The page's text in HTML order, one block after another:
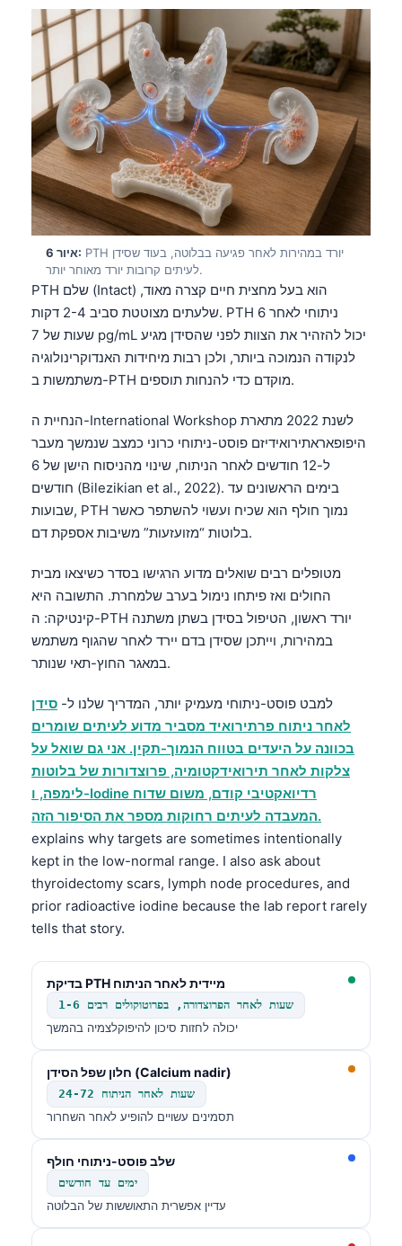
איור 6: PTH יורד במהירות לאחר פגיעה בבלוטה, בעוד שסידן
לעיתים קרובות יורד מאוחר יותר.
PTH שלם (Intact) הוא בעל מחצית חיים קצרה מאוד,
שלעתים מצוטטת סביב 2-4 דקות. PTH ניתוחי לאחר 6
שעות של 7 pg/mL יכול להזהיר את הצוות לפני שהסידן מגיע
לנקודה הנמוכה ביותר, ולכן רבות מיחידות האנדוקרינולוגיה
משתמשות ב-PTH מוקדם כדי להנחות תוספים.
הנחיית ה-International Workshop לשנת 2022 מתארת
היפופאראתירואידיזם פוסט-ניתוחי כרוני כמצב שנמשך מעבר
ל-12 חודשים לאחר הניתוח, שינוי מהניסוח הישן של 6
חודשים (Bilezikian et al., 2022). בימים הראשונים עד
שבועות, PTH נמוך חולף הוא שכיח ועשוי להשתפר כאשר
בלוטות “מזועזעות” משיבות אספקת דם.
מטופלים רבים שואלים מדוע הרגישו בסדר כשיצאו מבית
החולים ואז פיתחו נימול בערב שלמחרת. התשובה היא
קינטיקה: ה-PTH יורד ראשון, הטיפול בסידן בשתן משתנה
במהירות, וייתכן שסידן בדם יירד לאחר שהגוף משתמש
במאגר החוץ-תאי שנותר.
למבט פוסט-ניתוחי מעמיק יותר, המדריך שלנו ל- סידן
לאחר ניתוח פרתירואיד מסביר מדוע לעיתים שומרים
בכוונה על היעדים בטווח הנמוך-תקין. אני גם שואל על
צלקות לאחר תירואידקטומיה, פרוצדורות של בלוטות
לימפה, ו-Iodine רדיואקטיבי קודם, משום שדוח
המעבדה לעיתים רחוקות מספר את הסיפור הזה.
explains why targets are sometimes intentionally
kept in the low-normal range. I also ask about
thyroidectomy scars, lymph node procedures, and
prior radioactive iodine because the lab report rarely
tells that story.
בדיקת PTH מיידית לאחר הניתוח
1-6 שעות לאחר הפרוצדורה, בפרוטוקולים רבים
יכולה לחזות סיכון להיפוקלצמיה בהמשך
חלון שפל הסידן (Calcium nadir)
24-72 שעות לאחר הניתוח
תסמינים עשויים להופיע לאחר השחרור
שלב פוסט-ניתוחי חולף
ימים עד חודשים
עדיין אפשרית התאוששות של הבלוטה
한국어
Slovenščina
Magyar
Shqip
বাংলা
اردو
मराठी
తెలుగు
தமிழ்
മലയാളം
Bahasa Melayu
Tagalog
ไทย
ភាសាខ្មែរ
አማርኛ
Українська
O‘zbekcha
Қазақ тілі
Suomi
Hrvatski
Slovenčina
كوردی‎
پښتو
سنڌي
অসমীয়া
Galego
Latviešu valoda
Македонски јазик
Euskara
Gàidhlig
Occitan
العربية المغربية
Afrikaans
Монгол